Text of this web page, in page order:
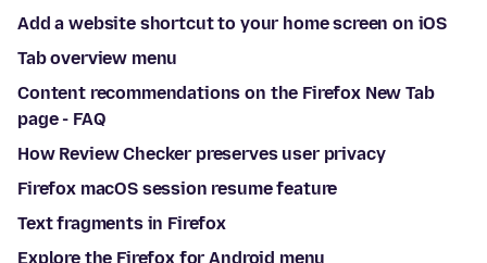
Add a website shortcut to your home screen on iOS
Tab overview menu
Content recommendations on the Firefox New Tab
page - FAQ
How Review Checker preserves user privacy
Firefox macOS session resume feature
Text fragments in Firefox
Explore the Firefox for Android menu